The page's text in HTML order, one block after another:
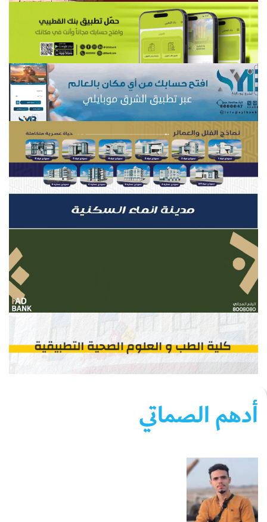
أدهم الصماتي